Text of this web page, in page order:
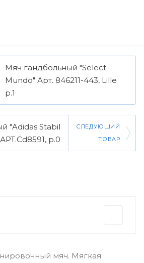
Мяч гандбольный "Select
Mundo" Арт. 846211-443, Lille
р.1
"Adidas Stabil
р.0
СЛЕДУЮЩИЙ
ТОВАР
мяч. Мягкая